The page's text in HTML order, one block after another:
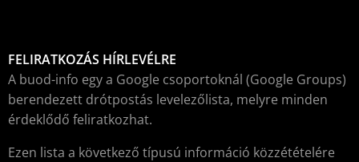
FELIRATKOZÁS HÍRLEVÉLRE
A buod-info egy a Google csoportoknál (Google Groups)
berendezett drótpostás levelezőlista, melyre minden
érdeklődő feliratkozhat.
Ezen lista a következő típusú információ közzétételére